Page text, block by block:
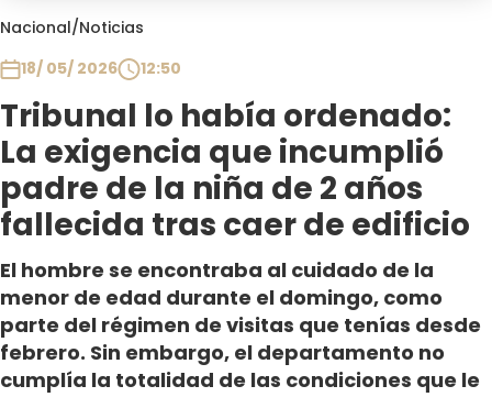
Nacional/Noticias
18/ 05/ 2026
12:50
Tribunal lo había ordenado:
La exigencia que incumplió
padre de la niña de 2 años
fallecida tras caer de edificio
El hombre se encontraba al cuidado de la
menor de edad durante el domingo, como
parte del régimen de visitas que tenías desde
febrero. Sin embargo, el departamento no
cumplía la totalidad de las condiciones que le
Club De La Comedia
Plan Perfecto
El Tiempo
Sabingo
Todos Los Programas